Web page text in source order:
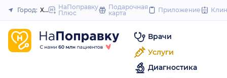
to
Закрыть
Город: ХабаровскНаПоправку
Плюс
Подарочная
карта
Приложение
Врачи
Услуги
Диагностика